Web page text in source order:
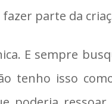
parte da
E sempre
tenho isso